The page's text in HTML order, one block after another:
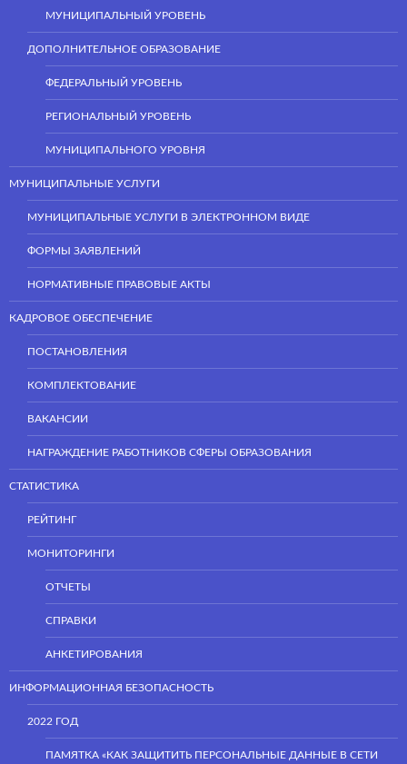
МУНИЦИПАЛЬНЫЙ УРОВЕНЬ
ДОПОЛНИТЕЛЬНОЕ ОБРАЗОВАНИЕ
ФЕДЕРАЛЬНЫЙ УРОВЕНЬ
РЕГИОНАЛЬНЫЙ УРОВЕНЬ
МУНИЦИПАЛЬНОГО УРОВНЯ
МУНИЦИПАЛЬНЫЕ УСЛУГИ
МУНИЦИПАЛЬНЫЕ УСЛУГИ В ЭЛЕКТРОННОМ ВИДЕ
ФОРМЫ ЗАЯВЛЕНИЙ
НОРМАТИВНЫЕ ПРАВОВЫЕ АКТЫ
КАДРОВОЕ ОБЕСПЕЧЕНИЕ
ПОСТАНОВЛЕНИЯ
КОМПЛЕКТОВАНИЕ
ВАКАНСИИ
НАГРАЖДЕНИЕ РАБОТНИКОВ СФЕРЫ ОБРАЗОВАНИЯ
СТАТИСТИКА
РЕЙТИНГ
МОНИТОРИНГИ
ОТЧЕТЫ
СПРАВКИ
АНКЕТИРОВАНИЯ
ИНФОРМАЦИОННАЯ БЕЗОПАСНОСТЬ
2022 ГОД
ПАМЯТКА «КАК ЗАЩИТИТЬ ПЕРСОНАЛЬНЫЕ ДАННЫЕ В СЕТИ